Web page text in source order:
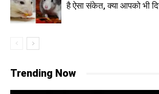
है ऐसा संकेत, क्या आपको भी
Trending Now